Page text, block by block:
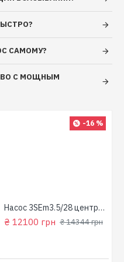
САМОМУ?
С МОЩНЫМ
-16 %
Насос 3SEm3.5/28 центробежный скважинный 1,5кВт Н107м 90л/мин Ø80мм Aquatica Dongyin 777395
₴ 12100 грн ₴ 14344 грн